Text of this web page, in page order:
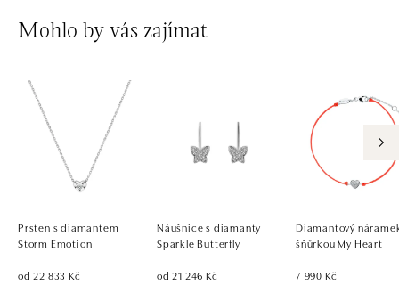
Mohlo by vás zajímat
Prsten s diamantem
Storm Emotion
od 22 833 Kč
Náušnice s diamanty
Sparkle Butterfly
od 21 246 Kč
Diamantový
šňůrkou My Heart
7 990 Kč